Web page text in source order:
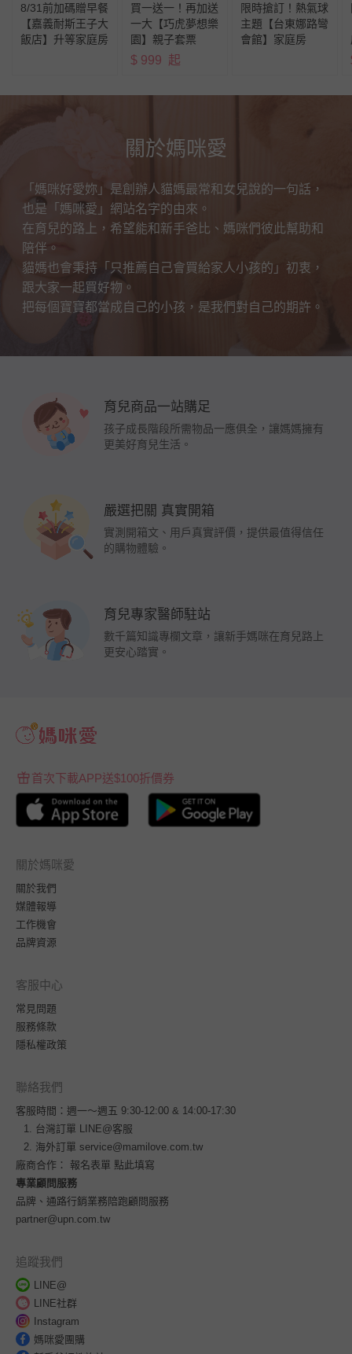
8/31前加碼贈早餐
【嘉義耐斯王子大
飯店】升等家庭房
買一送一！再加送
一大【巧虎夢想樂
園】親子套票
$ 999 起
限時搶訂！熱氣球
主題【台東娜路彎
會館】家庭房
關於媽咪愛
「媽咪好愛妳」是創辦人貓媽最常和女兒說的一句話，
也是「媽咪愛」網站名字的由來。
在育兒的路上，希望能和新手爸比、媽咪們彼此幫助和
陪伴。
貓媽也會秉持「只推薦自己會買給家人小孩的」初衷，
跟大家一起買好物。
把每個寶寶都當成自己的小孩，是我們對自己的期許。
育兒商品一站購足
孩子成長階段所需物品一應俱全，讓媽媽擁有
更美好育兒生活。
嚴選把關 真實開箱
實測開箱文、用戶真實評價，提供最值得信任
的購物體驗。
育兒專家醫師駐站
數千篇知識專欄文章，讓新手媽咪在育兒路上
更安心踏實。
首次下載APP送$100折價券
關於媽咪愛
關於我們
媒體報導
工作機會
品牌資源
客服中心
常見問題
服務條款
隱私權政策
聯絡我們
客服時間：週一～週五 9:30-12:00 & 14:00-17:30
台灣訂單 LINE@客服
海外訂單 service@mamilove.com.tw
廠商合作： 報名表單 點此填寫
專業顧問服務
品牌、通路行銷業務陪跑顧問服務
partner@upn.com.tw
追蹤我們
LINE@
LINE社群
Instagram
媽咪愛團購